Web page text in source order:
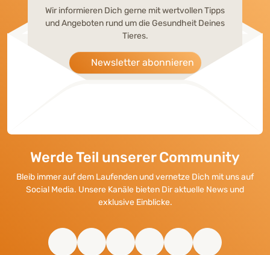
RATGEBER HUNDE-DARMGESUNDHEIT
Wir informieren Dich gerne mit wertvollen Tipps
und Angeboten rund um die Gesundheit Deines
Tieres.
Newsletter abonnieren
Werde Teil unserer Community
Bleib immer auf dem Laufenden und vernetze Dich mit uns auf
Social Media. Unsere Kanäle bieten Dir aktuelle News und
exklusive Einblicke.